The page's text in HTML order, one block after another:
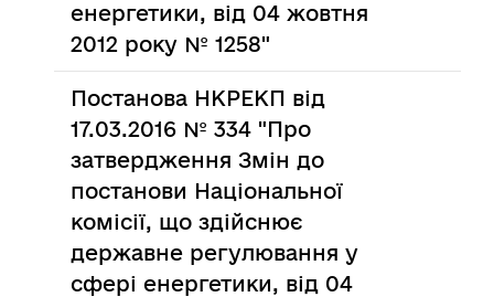
енергетики, від 04 жовтня
2012 року № 1258"
Постанова НКРЕКП від
17.03.2016 № 334 "Про
затвердження Змін до
постанови Національної
комісії, що здійснює
державне регулювання у
сфері енергетики, від 04